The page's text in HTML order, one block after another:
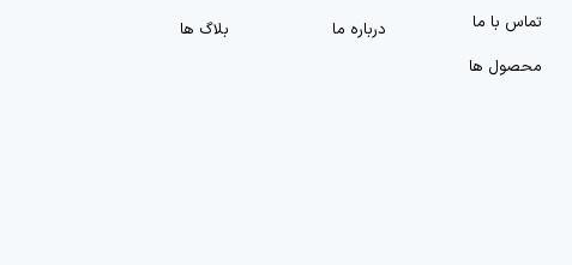
تماس با ما درباره ما
بلاگ ها
محصول ها